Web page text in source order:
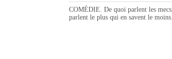
COMÉDIE. De quoi parlent les
parlent le plus qui en savent le